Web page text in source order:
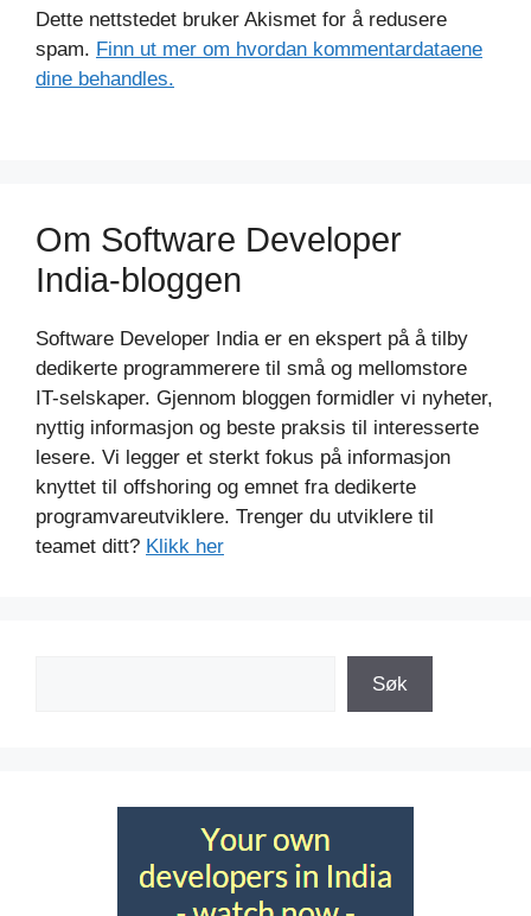
Dette nettstedet bruker Akismet for å redusere
spam. Finn ut mer om hvordan kommentardataene
dine behandles.
Om Software Developer
India-bloggen
Software Developer India er en ekspert på å tilby
dedikerte programmerere til små og mellomstore
IT-selskaper. Gjennom bloggen formidler vi nyheter,
nyttig informasjon og beste praksis til interesserte
lesere. Vi legger et sterkt fokus på informasjon
knyttet til offshoring og emnet fra dedikerte
programvareutviklere. Trenger du utviklere til
teamet ditt? Klikk her
Søk